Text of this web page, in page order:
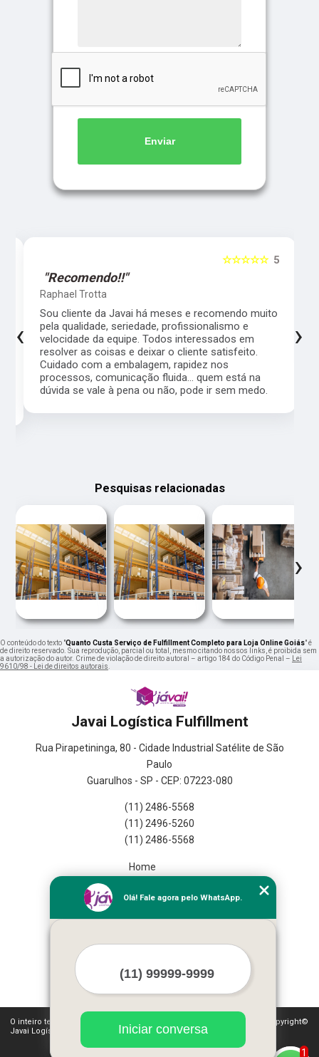
Enviar
5
☆☆☆☆☆
"Recomendo!!"
Raphael Trotta
Sou cliente da Javai há meses e recomendo muito
pela qualidade, seriedade, profissionalismo e
velocidade da equipe. Todos interessados em
resolver as coisas e deixar o cliente satisfeito.
Cuidado com a embalagem, rapidez nos
processos, comunicação fluida... quem está na
dúvida se vale à pena ou não, pode ir sem medo.
‹ ›
Pesquisas relacionadas
‹ ›
O conteúdo do texto "Quanto Custa Serviço de Fulfillment Completo para Loja Online Goiás" é
de direito reservado. Sua reprodução, parcial ou total, mesmo citando nossos links, é proibida sem
a autorização do autor. Crime de violação de direito autoral – artigo 184 do Código Penal – Lei
9610/98 - Lei de direitos autorais.
Javai Logística Fulfillment
Rua Pirapetininga, 80 - Cidade Industrial Satélite de São
Paulo
Guarulhos - SP - CEP: 07223-080
(11) 2486-5568
(11) 2496-5260
(11) 2486-5568
Home
Missão
Serviços
O inteiro teor deste site está sujeito à proteção de direitos autorais. Copyright©
Javai Logística Fulfillment (Lei 9610 de 19/02/1998)
1
Olá! Fale agora pelo WhatsApp.
Iniciar conversa